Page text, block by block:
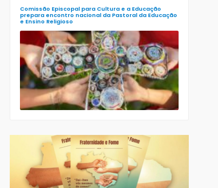
Comissão Episcopal para Cultura e a Educação
prepara encontro nacional da Pastoral da Educação
e Ensino Religioso